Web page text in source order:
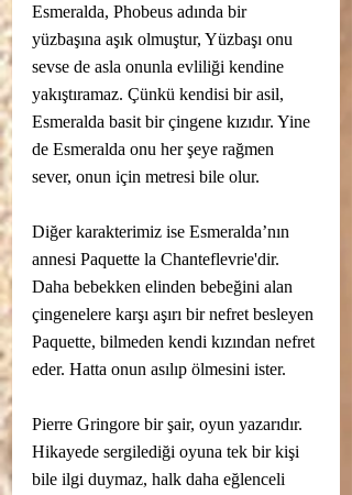
Esmeralda, Phobeus adında bir
yüzbaşına aşık olmuştur, Yüzbaşı onu
sevse de asla onunla evliliği kendine
yakıştıramaz. Çünkü kendisi bir asil,
Esmeralda basit bir çingene kızıdır. Yine
de Esmeralda onu her şeye rağmen
sever, onun için metresi bile olur.
Diğer karakterimiz ise Esmeralda’nın
annesi Paquette la Chanteflevrie'dir.
Daha bebekken elinden bebeğini alan
çingenelere karşı aşırı bir nefret besleyen
Paquette, bilmeden kendi kızından nefret
eder. Hatta onun asılıp ölmesini ister.
Pierre Gringore bir şair, oyun yazarıdır.
Hikayede sergilediği oyuna tek bir kişi
bile ilgi duymaz, halk daha eğlenceli